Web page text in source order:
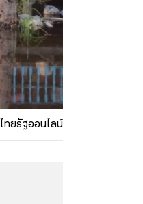
ไทยรัฐออนไลน์